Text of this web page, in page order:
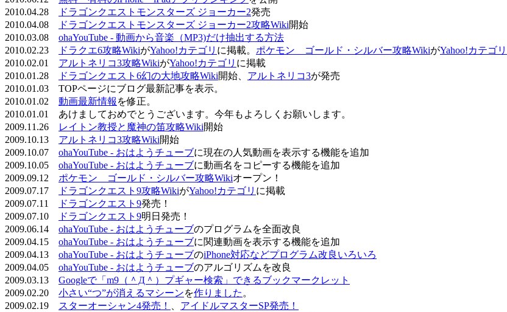
2010.04.28
ドラゴンクエストモンスターズ ジョーカー2発売
2010.04.08
ドラゴンクエストモンスターズ ジョーカー2攻略Wiki開始
2010.03.08 ohaYouTube - 動画から音楽（MP3)だけ抽出する方法
2010.02.23
ドラクエ6攻略WikiがYahoo!カテゴリ に掲載。 ポケモン ゴールド・シルバー攻略WikiがYahoo!カテゴリ
2010.02.01 アルトネリコ3攻略WikiがYahoo!カテゴリ に掲載
2010.01.28
ドラゴンクエスト6幻の大地攻略Wiki開始、 アルトネリコ3が発売
2010.01.03 TOPページにブログ最新記事を表示。
2010.01.02 動画最新情報 を修正。
2010.01.01 あけましておめでとうございます。今年もよろしくお願いします。
2009.11.26
レイトン教授と魔神の笛攻略Wiki開始
2009.10.13 アルトネリコ3攻略Wiki開始
2009.10.07 ohaYouTube - おはようチューブに現在の人気動画を表示する機能を追加
2009.10.05 ohaYouTube - おはようチューブに動画名をコピーする機能を追加
2009.09.12 ポケモン ゴールド・シルバー攻略Wikiオープン！
2009.07.17
ドラゴンクエスト9攻略WikiがYahoo!カテゴリ に掲載
2009.07.11
ドラゴンクエスト9発売！
2009.07.10
ドラゴンクエスト9明日発売！
2009.06.14 ohaYouTube - おはようチューブのプログラムを全面改良
2009.04.15 ohaYouTube - おはようチューブに関連動画を表示する機能を追加
2009.04.13 ohaYouTube - おはようチューブのiPhone対応などプログラム改良いろいろ
2009.04.05 ohaYouTube - おはようチューブのアルゴリズムを改良
2009.03.13 Googleで「m9（＾Д＾）プギャー検索」できるブックマークレット
2009.02.20 小さい“つ”が消えるマシーンを作りました 。
2009.02.19
スターオーシャン4発売！
アイドルマスターSP発売！